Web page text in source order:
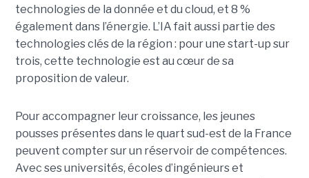
technologies de la donnée et du cloud, et 8 %
également dans l’énergie. L’IA fait aussi partie des
technologies clés de la région : pour une start-up sur
trois, cette technologie est au cœur de sa
proposition de valeur.
Pour accompagner leur croissance, les jeunes
pousses présentes dans le quart sud-est de la France
peuvent compter sur un réservoir de compétences.
Avec ses universités, écoles d’ingénieurs et